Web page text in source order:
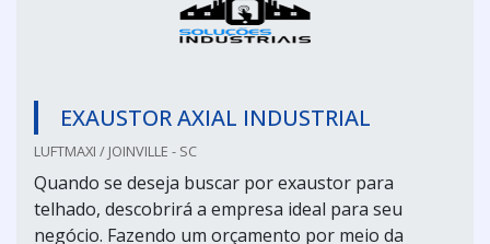
EXAUSTOR AXIAL INDUSTRIAL
LUFTMAXI / JOINVILLE - SC
Quando se deseja buscar por exaustor para
telhado, descobrirá a empresa ideal para seu
negócio. Fazendo um orçamento por meio da